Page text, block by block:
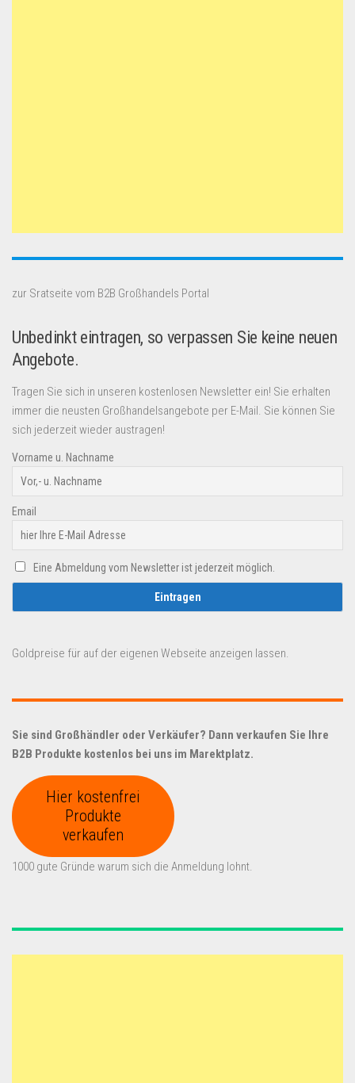
zur Sratseite vom B2B Großhandels Portal
Unbedinkt eintragen, so verpassen Sie keine neuen
Angebote.
Tragen Sie sich in unseren kostenlosen Newsletter ein! Sie erhalten
immer die neusten Großhandelsangebote per E-Mail. Sie können Sie
sich jederzeit wieder austragen!
Vorname u. Nachname
Email
Eine Abmeldung vom Newsletter ist jederzeit möglich.
Goldpreise für auf der eigenen Webseite anzeigen lassen.
Sie sind Großhändler oder Verkäufer? Dann verkaufen Sie Ihre
B2B Produkte kostenlos bei uns im Marektplatz.
Hier kostenfrei
Produkte
verkaufen
1000 gute Gründe warum sich die Anmeldung lohnt.